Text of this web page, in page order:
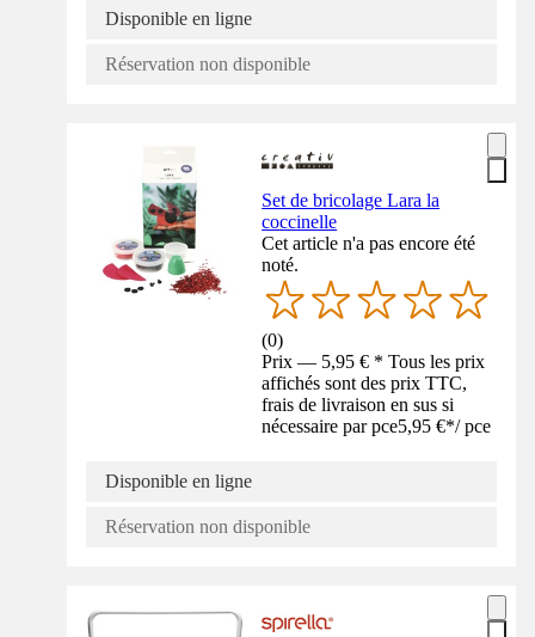
Disponible en ligne
Réservation non disponible
Set de bricolage Lara la
coccinelle
Cet article n'a pas encore été
noté.
(0)
Prix — 5,95 € * Tous les prix
affichés sont des prix TTC,
frais de livraison en sus si
nécessaire par pce5,95 €*/ pce
Disponible en ligne
Réservation non disponible